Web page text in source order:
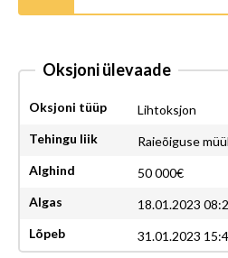
Oksjoni ülevaade
Oksjoni tüüp
Lihtoksjon
Tehingu liik
Raieõiguse
Alghind
50 000€
Algas
18.01.2023
Lõpeb
31.01.2023